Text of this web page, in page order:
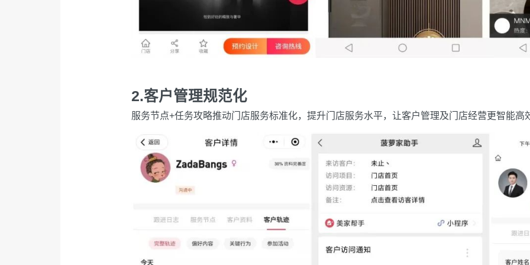
2.客户管理规范化
服务节点+任务攻略推动门店服务标准化，提升门店服务水平，让客户管理及门店经营更智能高